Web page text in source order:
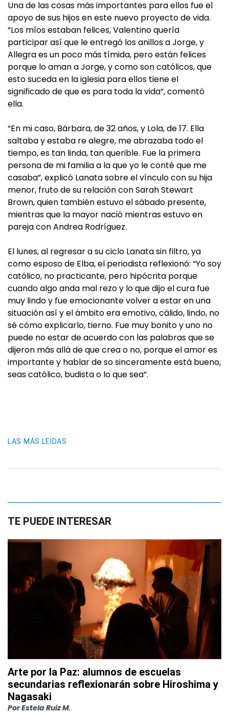
Una de las cosas más importantes para ellos fue el
apoyo de sus hijos en este nuevo proyecto de vida.
“Los míos estaban felices, Valentino quería
participar así que le entregó los anillos a Jorge, y
Allegra es un poco más tímida, pero están felices
porque lo aman a Jorge, y como son católicos, que
esto suceda en la iglesia para ellos tiene el
significado de que es para toda la vida”, comentó
ella.
“En mi caso, Bárbara, de 32 años, y Lola, de 17. Ella
saltaba y estaba re alegre, me abrazaba todo el
tiempo, es tan linda, tan querible. Fue la primera
persona de mi familia a la que yo le conté que me
casaba”, explicó Lanata sobre el vínculo con su hija
menor, fruto de su relación con Sarah Stewart
Brown, quien también estuvo el sábado presente,
mientras que la mayor nació mientras estuvo en
pareja con Andrea Rodríguez.
El lunes, al regresar a su ciclo Lanata sin filtro, ya
como esposo de Elba, el periodista reflexionó: “Yo soy
católico, no practicante, pero hipócrita porque
cuando algo anda mal rezo y lo que dijo el cura fue
muy lindo y fue emocionante volver a estar en una
situación así y el ámbito era emotivo, cálido, lindo, no
sé cómo explicarlo, tierno. Fue muy bonito y uno no
puede no estar de acuerdo con las palabras que se
dijeron más allá de que crea o no, porque el amor es
importante y hablar de so sinceramente está bueno,
seas católico, budista o lo que sea”.
LAS MÁS LEIDAS
TE PUEDE INTERESAR
Arte por la Paz: alumnos de escuelas
secundarias reflexionarán sobre Hiroshima y
Nagasaki
PorEstela Ruiz M.